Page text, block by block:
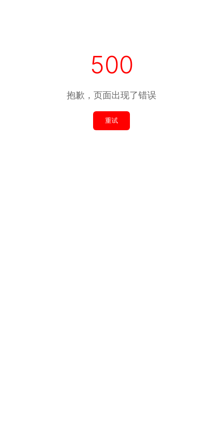
500
抱歉，页面出现了错误
重试